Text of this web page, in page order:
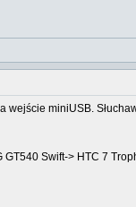
wejście miniUSB.
Swift-> HTC 7